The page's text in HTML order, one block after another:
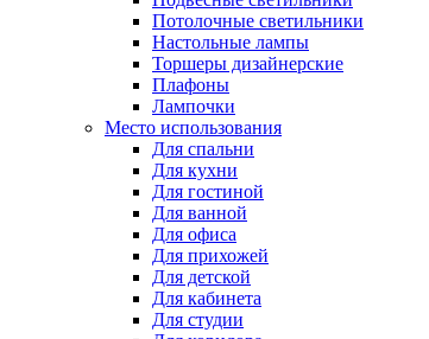
Потолочные светильники
Настольные лампы
Торшеры дизайнерские
Плафоны
Лампочки
Место использования
Для спальни
Для кухни
Для гостиной
Для ванной
Для офиса
Для прихожей
Для детской
Для кабинета
Для студии